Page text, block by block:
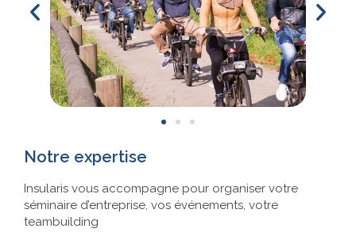
Notre expertise
Insularis vous accompagne pour organiser votre
séminaire d’entreprise, vos événements, votre
teambuilding